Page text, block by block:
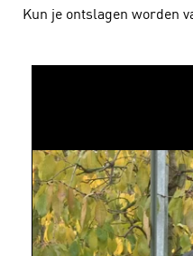
Kun je ontslagen worden